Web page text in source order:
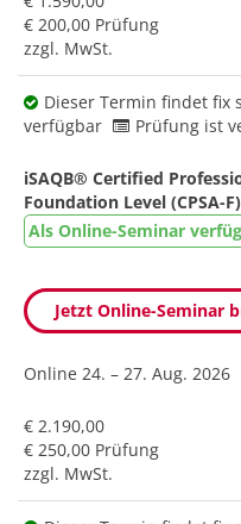
€ 200,00 Prüfung
zzgl. MwSt.
Dieser Termin findet fix
verfügbar
Prüfung ist
iSAQB® Certified
Foundation Level (CPSA-
Als Online-Seminar
Jetzt Online-Seminar
Online 24. – 27. Aug. 2026
€ 2.190,00
€ 250,00 Prüfung
zzgl. MwSt.